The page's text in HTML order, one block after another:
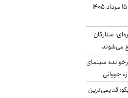
قیمت سکه و طلا امروز پنجشنبه ۱۵ مرداد ۱۴۰۵
ستارگان
می‌شوند
سینمای
جووانی
قدیمی‌ترین